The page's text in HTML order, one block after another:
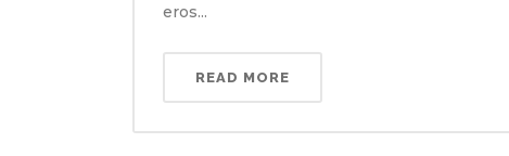
eros...
READ MORE